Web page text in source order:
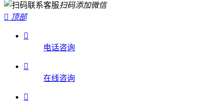
扫码添加微信
 顶部

电话咨询

在线咨询
